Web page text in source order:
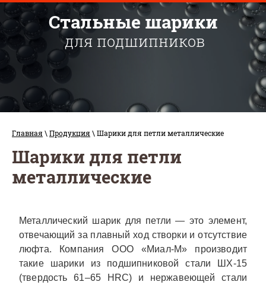
Стальные шарики
для подшипников
Главная\Продукция\ Шарики для петли металлические
Шарики для петли
металлические
Металлический шарик для петли — это элемент,
отвечающий за плавный ход створки и отсутствие
люфта. Компания ООО «Миал-М» производит
такие шарики из подшипниковой стали ШХ-15
(твердость 61–65 HRC) и нержавеющей стали